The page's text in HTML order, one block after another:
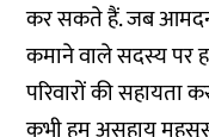
कर सकते हैं. जब
कमाने वाले सदस्य पर
परिवारों की सहायता